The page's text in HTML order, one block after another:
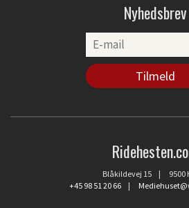
Nyhedsbrev
Blåkildevej 15 | 9500
+45 98 51 20 66|